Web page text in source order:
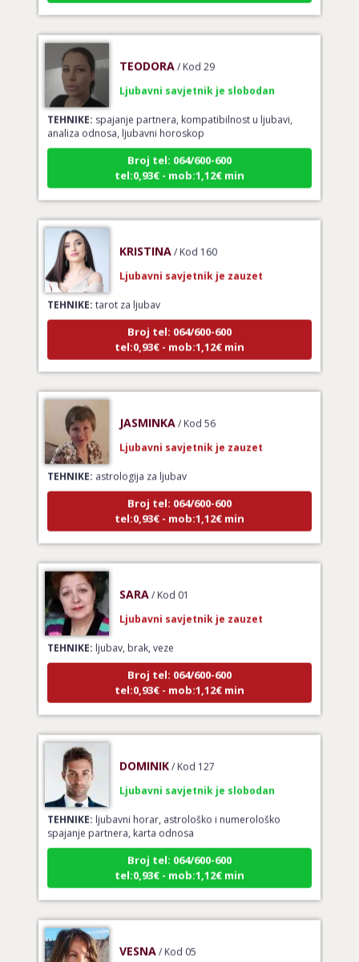
TEHNIKE:spajanje partnera, kompatibilnost u ljubavi,
analiza odnosa, ljubavni horoskop
Broj tel: 064/600-600
tel:0,93€ - mob:1,12€ min
TEHNIKE:tarot za ljubav
Broj tel: 064/600-600
tel:0,93€ - mob:1,12€ min
Ljubavni savjetnik je zauzet
TEHNIKE:astrologija za ljubav
Broj tel: 064/600-600
tel:0,93€ - mob:1,12€ min
TEHNIKE:ljubav, brak, veze
Broj tel: 064/600-600
tel:0,93€ - mob:1,12€ min
TEHNIKE:ljubavni horar, astrološko i numerološko
spajanje partnera, karta odnosa
Broj tel: 064/600-600
tel:0,93€ - mob:1,12€ min